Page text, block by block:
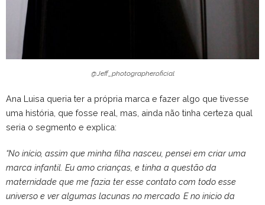
@Jeff_photographer.oficial
Ana Luisa queria ter a própria marca e fazer algo que tivesse
uma história, que fosse real, mas, ainda não tinha certeza qual
seria o segmento e explica:
“No início, assim que minha filha nasceu, pensei em criar uma
marca infantil. Eu amo crianças, e tinha a questão da
maternidade que me fazia ter esse contato com todo esse
universo e ver algumas lacunas no mercado. E no inicio da